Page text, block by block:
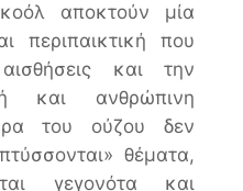
αποκτούν μία
περιπαικτική που
και την
και ανθρώπινη
του ούζου δεν
θέματα,
γεγονότα και